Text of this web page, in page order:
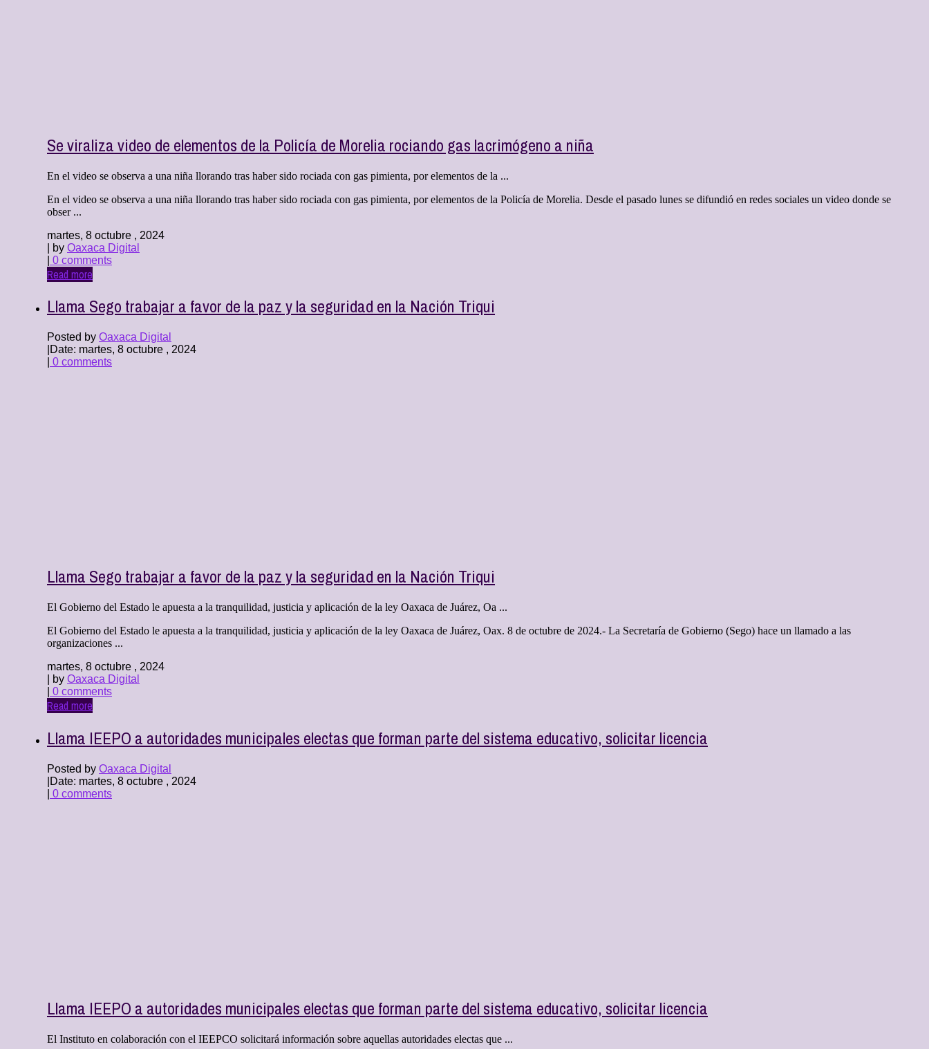
Se viraliza video de elementos de la Policía de Morelia rociando gas lacrimógeno a niña
En el video se observa a una niña llorando tras haber sido rociada con gas pimienta, por elementos de la ...
En el video se observa a una niña llorando tras haber sido rociada con gas pimienta, por elementos de la Policía de Morelia. Desde el pasado lunes se difundió en redes sociales un video donde se
obser ...
martes, 8 octubre , 2024
| by Oaxaca Digital
0 comments
Read more
Llama Sego trabajar a favor de la paz y la seguridad en la Nación Triqui
Posted by Oaxaca Digital
Date: martes, 8 octubre , 2024
0 comments
Llama Sego trabajar a favor de la paz y la seguridad en la Nación Triqui
El Gobierno del Estado le apuesta a la tranquilidad, justicia y aplicación de la ley Oaxaca de Juárez, Oa ...
El Gobierno del Estado le apuesta a la tranquilidad, justicia y aplicación de la ley Oaxaca de Juárez, Oax. 8 de octubre de 2024.- La Secretaría de Gobierno (Sego) hace un llamado a las
organizaciones ...
martes, 8 octubre , 2024
| by Oaxaca Digital
0 comments
Read more
Llama IEEPO a autoridades municipales electas que forman parte del sistema educativo, solicitar licencia
Posted by Oaxaca Digital
Date: martes, 8 octubre , 2024
0 comments
Llama IEEPO a autoridades municipales electas que forman parte del sistema educativo, solicitar licencia
El Instituto en colaboración con el IEEPCO solicitará información sobre aquellas autoridades electas que ...